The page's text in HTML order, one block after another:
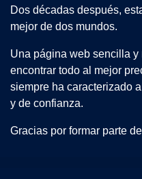
Dos décadas después,
mejor de dos mundos.
Una página web sencilla
encontrar todo al mejor
siempre ha caracterizado
y de confianza.
Gracias por formar parte